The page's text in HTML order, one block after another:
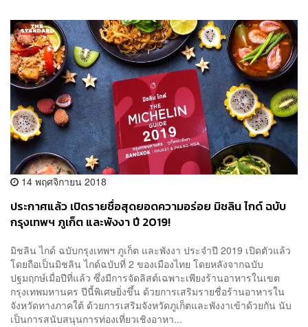
14 พฤศจิกายน 2018
ประกาศแล้ว เปิดรายชื่อสุดยอดความอร่อย มิชลิน ไกด์ ฉบับ
กรุงเทพฯ ภูเก็ต และพังงา ปี 2019!
มิชลิน ไกด์ ฉบับกรุงเทพฯ ภูเก็ต และพังงา ประจำปี 2019 เปิดตัวแล้ว
โดยถือเป็นมิชลิน ไกด์ฉบับที่ 2 ของเมืองไทย โดยหลังจากฉบับ
ปฐมฤกษ์เมื่อปีที่แล้ว ซึ่งมีการจัดลิสต์เฉพาะเพียงร้านอาหารในเขต
กรุงเทพมหานคร ปีนี้พิเศษยิ่งขึ้น ด้วยการเสริมรายชื่อร้านอาหารใน
จังหวัดทางภาคใต้ ด้วยการเสริมจังหวัดภูเก็ตและพังงาเข้าด้วยกัน นับ
เป็นการสนับสนุนการท่องเที่ยวเชิงอาหา...